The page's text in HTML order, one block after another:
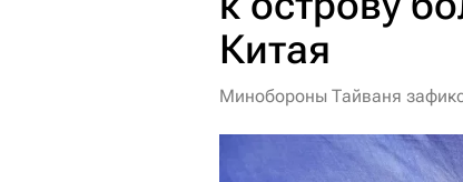
Китая
Минобороны Тайваня